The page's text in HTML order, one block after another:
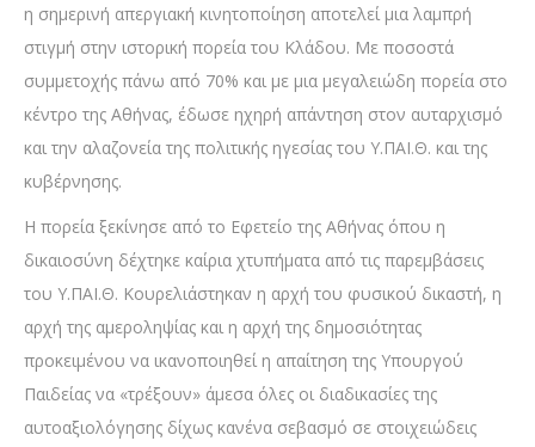
η σημερινή απεργιακή κινητοποίηση αποτελεί μια λαμπρή
στιγμή στην ιστορική πορεία του Κλάδου. Με ποσοστά
συμμετοχής πάνω από 70% και με μια μεγαλειώδη πορεία στο
κέντρο της Αθήνας, έδωσε ηχηρή απάντηση στον αυταρχισμό
και την αλαζονεία της πολιτικής ηγεσίας του Υ.ΠΑΙ.Θ. και της
κυβέρνησης.
Η πορεία ξεκίνησε από το Εφετείο της Αθήνας όπου η
δικαιοσύνη δέχτηκε καίρια χτυπήματα από τις παρεμβάσεις
του Υ.ΠΑΙ.Θ. Κουρελιάστηκαν η αρχή του φυσικού δικαστή, η
αρχή της αμεροληψίας και η αρχή της δημοσιότητας
προκειμένου να ικανοποιηθεί η απαίτηση της Υπουργού
Παιδείας να «τρέξουν» άμεσα όλες οι διαδικασίες της
αυτοαξιολόγησης δίχως κανένα σεβασμό σε στοιχειώδεις